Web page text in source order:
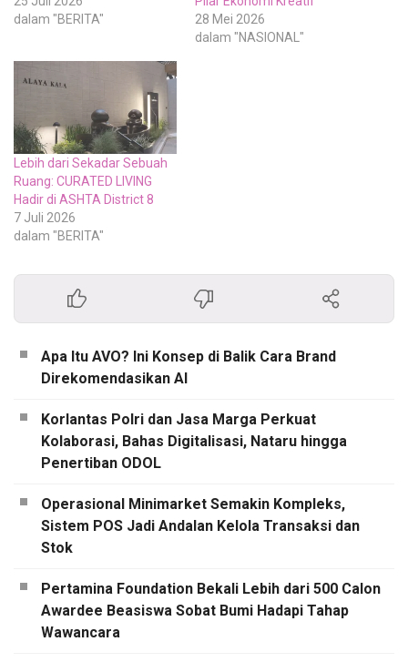
dalam "BERITA"
28 Mei 2026
dalam "NASIONAL"
Lebih dari Sekadar Sebuah
Ruang: CURATED LIVING
Hadir di ASHTA District 8
7 Juli 2026
dalam "BERITA"
Apa Itu AVO? Ini Konsep di Balik Cara Brand
Direkomendasikan AI
Korlantas Polri dan Jasa Marga Perkuat
Kolaborasi, Bahas Digitalisasi, Nataru hingga
Penertiban ODOL
Operasional Minimarket Semakin Kompleks,
Sistem POS Jadi Andalan Kelola Transaksi dan
Stok
Pertamina Foundation Bekali Lebih dari 500 Calon
Awardee Beasiswa Sobat Bumi Hadapi Tahap
Wawancara